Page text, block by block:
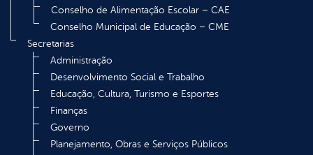
Conselho de Alimentação Escolar – CAE
Conselho Municipal de Educação – CME
Secretarias
Administração
Desenvolvimento Social e Trabalho
Educação, Cultura, Turismo e Esportes
Finanças
Governo
Planejamento, Obras e Serviços Públicos